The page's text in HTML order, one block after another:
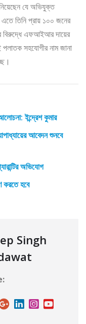
যে অভিযুক্ত
তিনি প্রায় ১০০ জনের
বিরুদ্ধে এফআইআর দায়ের
সহযোগীর নাম জানা
ইন্দ্রেশ কুমার
আবেদন শুনবে
অভিযোগ
করতে হবে
Singh